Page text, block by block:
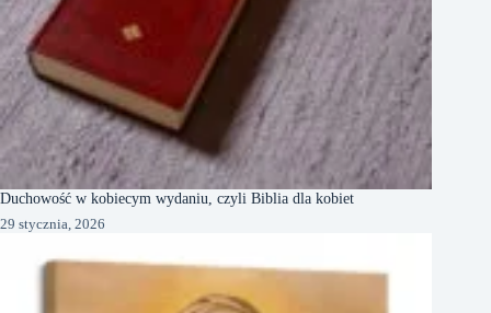
Duchowość w kobiecym wydaniu, czyli Biblia dla kobiet
29 stycznia, 2026